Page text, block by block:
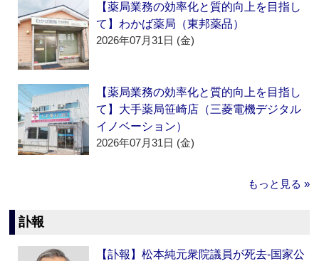
【薬局業務の効率化と質的向上を目指し
て】わかば薬局（東邦薬品）
2026年07月31日 (金)
【薬局業務の効率化と質的向上を目指し
て】大手薬局笹崎店（三菱電機デジタル
イノベーション）
2026年07月31日 (金)
もっと見る »
訃報
【訃報】松本純元衆院議員が死去‐国家公